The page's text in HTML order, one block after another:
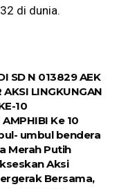
di dunia.
SD N 013829 AEK
AKSI LINGKUNGAN
10
Ke 10
umbul bendera
Merah Putih
Aksi
Bersama,